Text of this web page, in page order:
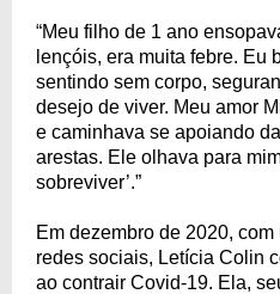
“Meu filho de 1 ano
lençóis, era muita febre. Eu
sentindo sem corpo,
desejo de viver. Meu amor
e caminhava se apoiando
arestas. Ele olhava para
sobreviver’.”
Em dezembro de 2020,
redes sociais, Letícia Colin
ao contrair Covid-19. Ela,